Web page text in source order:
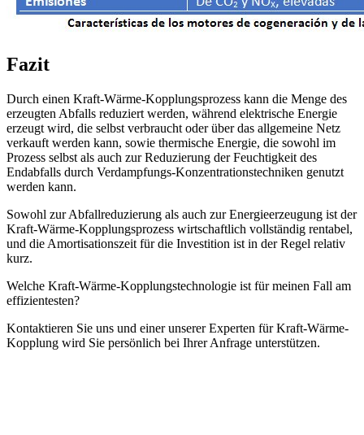
Fazit
Durch einen Kraft-Wärme-Kopplungsprozess kann die Menge des
erzeugten Abfalls reduziert werden, während elektrische Energie
erzeugt wird, die selbst verbraucht oder über das allgemeine Netz
verkauft werden kann, sowie thermische Energie, die sowohl im
Prozess selbst als auch zur Reduzierung der Feuchtigkeit des
Endabfalls durch Verdampfungs-Konzentrationstechniken genutzt
werden kann.
Sowohl zur Abfallreduzierung als auch zur Energieerzeugung ist der
Kraft-Wärme-Kopplungsprozess wirtschaftlich vollständig rentabel,
und die Amortisationszeit für die Investition ist in der Regel relativ
kurz.
Welche Kraft-Wärme-Kopplungstechnologie ist für meinen Fall am
effizientesten?
Kontaktieren Sie uns und einer unserer Experten für Kraft-Wärme-
Kopplung wird Sie persönlich bei Ihrer Anfrage unterstützen.